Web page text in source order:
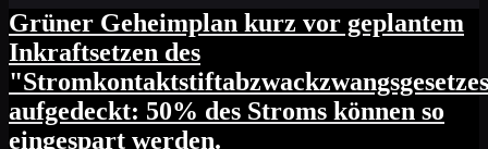
Grüner Geheimplan kurz vor geplantem
Inkraftsetzen des
aufgedeckt: 50% des Stroms können so
eingespart werden.